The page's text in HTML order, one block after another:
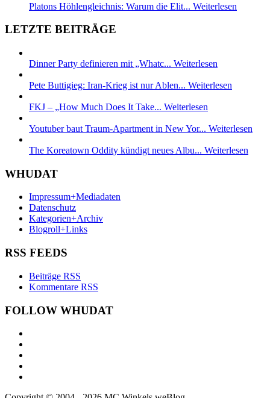
Platons Höhlengleichnis: Warum die Elit... Weiterlesen
LETZTE BEITRÄGE
Dinner Party definieren mit „Whatc... Weiterlesen
Pete Buttigieg: Iran-Krieg ist nur Ablen... Weiterlesen
FKJ – „How Much Does It Take... Weiterlesen
Youtuber baut Traum-Apartment in New Yor... Weiterlesen
The Koreatown Oddity kündigt neues Albu... Weiterlesen
WHUDAT
Impressum+Mediadaten
Datenschutz
Kategorien+Archiv
Blogroll+Links
RSS FEEDS
Beiträge RSS
Kommentare RSS
FOLLOW WHUDAT